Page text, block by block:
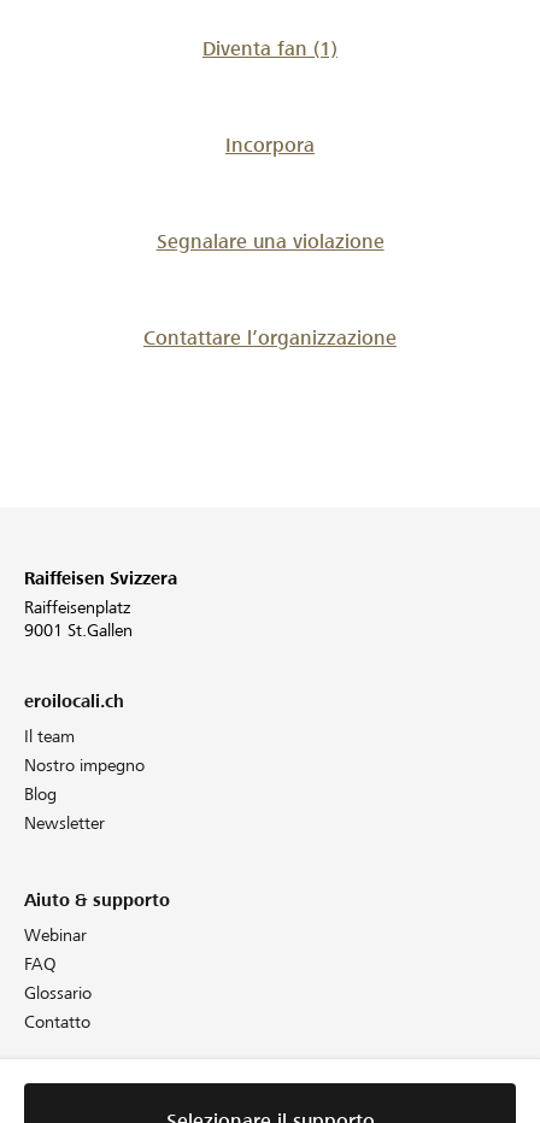
Diventa fan (1)
Incorpora
Segnalare una violazione
Contattare l’organizzazione
Raiffeisen Svizzera
Raiffeisenplatz
9001 St.Gallen
eroilocali.ch
Il team
Nostro impegno
Blog
Newsletter
Aiuto & supporto
Webinar
FAQ
Glossario
Contatto